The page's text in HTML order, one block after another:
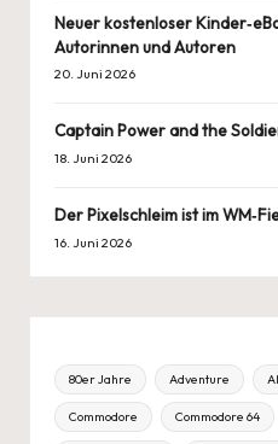
Neuer kostenloser
Autorinnen und Autoren
20. Juni 2026
Captain Power and the
18. Juni 2026
Der Pixelschleim ist im
16. Juni 2026
80er Jahre Adventure
Commodore Commodore 64